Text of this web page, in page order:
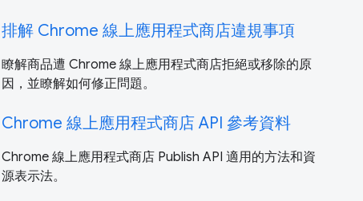
排解 Chrome 線上應用程式商店違規事項
瞭解商品遭 Chrome 線上應用程式商店拒絕或移除的原
因，並瞭解如何修正問題。
Chrome 線上應用程式商店 API 參考資料
Chrome 線上應用程式商店 Publish API 適用的方法和資
源表示法。